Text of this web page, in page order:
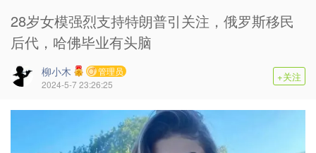
28岁女模强烈支持特朗普引关注，俄罗斯移民
后代，哈佛毕业有头脑
柳小木
管理员
2024-5-7 23:26:25
+关注